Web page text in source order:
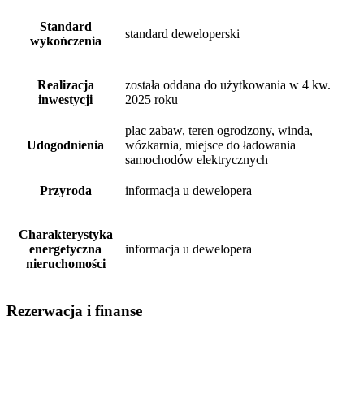
Standard
wykończenia
standard deweloperski
Realizacja
inwestycji
została oddana do użytkowania w 4 kw.
2025 roku
Udogodnienia
plac zabaw, teren ogrodzony, winda,
wózkarnia, miejsce do ładowania
samochodów elektrycznych
Przyroda informacja u dewelopera
Charakterystyka
energetyczna
nieruchomości
informacja u dewelopera
Rezerwacja i finanse